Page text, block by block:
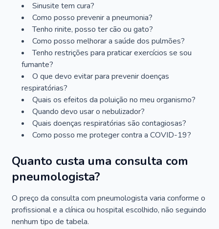
Sinusite tem cura?
Como posso prevenir a pneumonia?
Tenho rinite, posso ter cão ou gato?
Como posso melhorar a saúde dos pulmões?
Tenho restrições para praticar exercícios se sou
fumante?
O que devo evitar para prevenir doenças
respiratórias?
Quais os efeitos da poluição no meu organismo?
Quando devo usar o nebulizador?
Quais doenças respiratórias são contagiosas?
Como posso me proteger contra a COVID-19?
Quanto custa uma consulta com
pneumologista?
O preço da consulta com pneumologista varia conforme o
profissional e a clínica ou hospital escolhido, não seguindo
nenhum tipo de tabela.